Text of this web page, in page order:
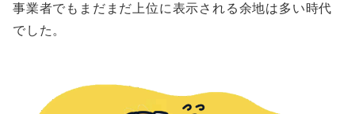
事業者でもまだまだ上位に表示される余地は多い時代
でした。